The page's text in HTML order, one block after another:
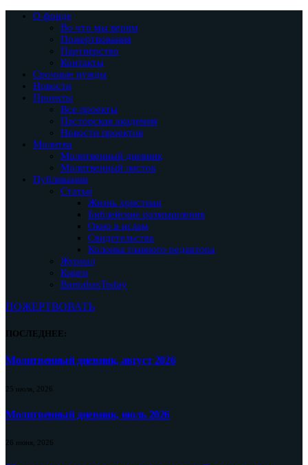
О фонде
Во что мы верим
Пожертвования
Партнерство
Контакты
Срочные нужды
Новости
Проекты
Все проекты
Пасторская академия
Новости проектов
Молитва
Молитвенный дневник
Молитвенный листок
Публикации
Статьи
Жизнь христиан
Библейские размышления
Окно в ислам
Свидетельства
Колонка главного редактора
Журнал
Книги
BarnabasToday
ПОЖЕРТВОВАТЬ
ПОСЛЕДНЕЕ:
Молитвенный дневник, август 2026
25 июля, 2026
Молитвенный дневник, июль 2026
26 июня, 2026